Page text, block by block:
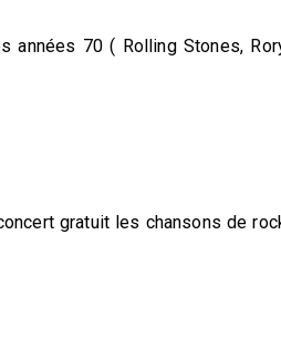
années 70 ( Rolling Stones,
gratuit les chansons de